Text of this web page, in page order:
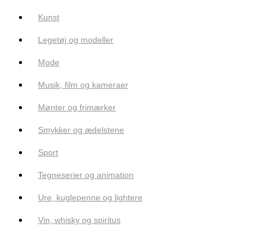
Kunst
Legetøj og modeller
Mode
Musik, film og kameraer
Mønter og frimærker
Smykker og ædelstene
Sport
Tegneserier og animation
Ure, kuglepenne og lightere
Vin, whisky og spiritus